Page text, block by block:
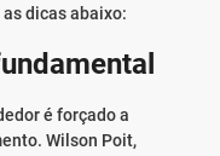
dicas abaixo:
é forçado a
Wilson Poit,